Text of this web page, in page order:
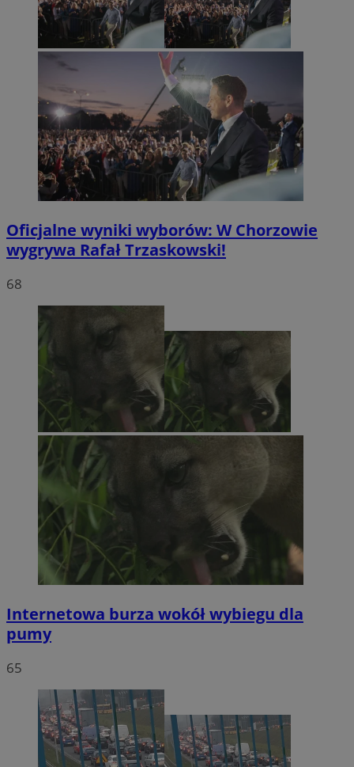
Oficjalne wyniki wyborów: W Chorzowie
wygrywa Rafał Trzaskowski!
68
Internetowa burza wokół wybiegu dla
pumy
65